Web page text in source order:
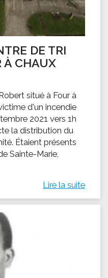
DE TRI
À CHAUX
situé à Four à
d'un incendie
2021 vers 1h
la distribution du
Étaient présents
Sainte-Marie,
Lire la suite